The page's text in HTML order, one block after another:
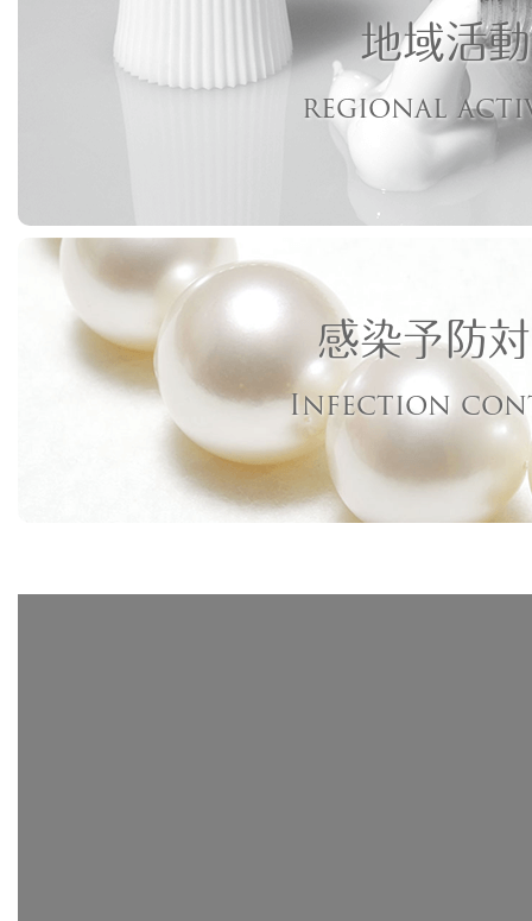
地域活動
regional
感染予防
Infection